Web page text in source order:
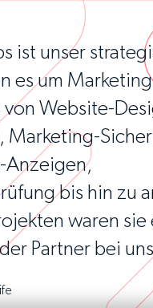
ist unser
es um
Website-
Marketing-
Anzeigen,
bis hin zu
waren sie
Partner bei